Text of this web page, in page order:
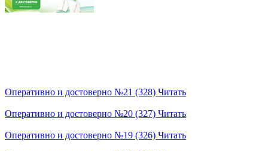
Оперативно и достоверно №21 (328) Читать
Оперативно и достоверно №20 (327) Читать
Оперативно и достоверно №19 (326) Читать